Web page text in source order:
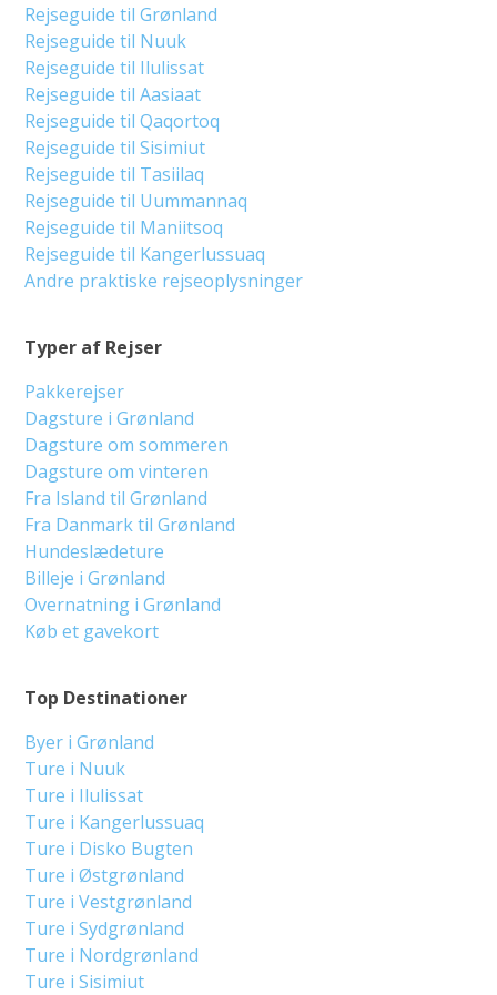
Top Destinationer
Byer i Grønland
Ture i Nuuk
Ture i Ilulissat
Ture i Kangerlussuaq
Ture i Disko Bugten
Ture i Østgrønland
Ture i Vestgrønland
Ture i Sydgrønland
Ture i Nordgrønland
Ture i Sisimiut
Typer af Rejser
Pakkerejser
Dagsture i Grønland
Dagsture om sommeren
Dagsture om vinteren
Fra Island til Grønland
Fra Danmark til Grønland
Hundeslædeture
Billeje i Grønland
Overnatning i Grønland
Køb et gavekort
Rejseguide til Grønland
Rejseguide til Nuuk
Rejseguide til Ilulissat
Rejseguide til Aasiaat
Rejseguide til Qaqortoq
Rejseguide til Sisimiut
Rejseguide til Tasiilaq
Rejseguide til Uummannaq
Rejseguide til Maniitsoq
Rejseguide til Kangerlussuaq
Andre praktiske rejseoplysninger